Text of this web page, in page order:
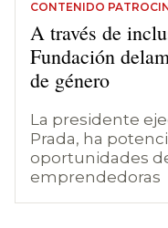
CONTENIDO
A través de
Fundación
de género
La presidente
Prada, ha
oportunidades
emprendedoras